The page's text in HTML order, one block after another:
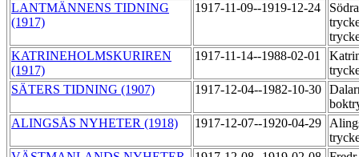
LANTMÄNNENS TIDNING
(1917)
1917-11-09--1919-12-24
KATRINEHOLMSKURIREN
(1917)
1917-11-14--1988-02-01
SÄTERS TIDNING (1907)
1917-12-04--1982-10-30
ALINGSÅS NYHETER (1918)
1917-12-07--1920-04-29